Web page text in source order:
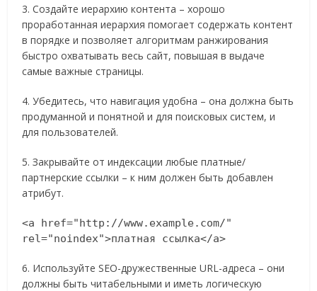
3. Создайте иерархию контента – хорошо
проработанная иерархия помогает содержать контент
в порядке и позволяет алгоритмам ранжирования
быстро охватывать весь сайт, повышая в выдаче
самые важные страницы.
4. Убедитесь, что навигация удобна – она должна быть
продуманной и понятной и для поисковых систем, и
для пользователей.
5. Закрывайте от индексации любые платные/
партнерские ссылки – к ним должен быть добавлен
атрибут.
<a href="http://www.example.com/"
rel="noindex">платная ссылка</a>
6. Используйте SEO-дружественные URL-адреса – они
должны быть читабельными и иметь логическую